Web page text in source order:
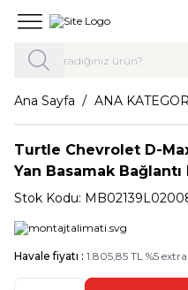
Ana Sayfa ANA
Turtle Chevrolet D-
Yan Basamak Bağlantı
Stok Kodu:
Havale fiyatı : 1.805,85 TL %5